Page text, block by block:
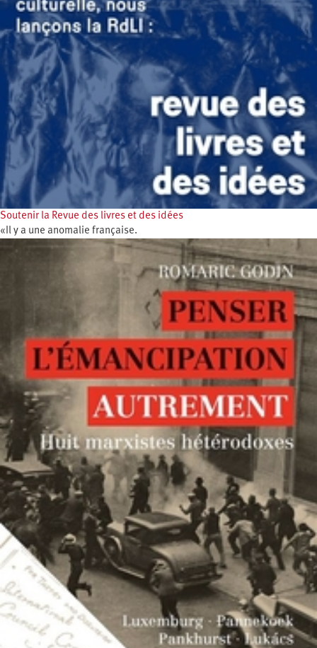
Soutenir la Revue des livres et des idées
«Il y a une anomalie française.